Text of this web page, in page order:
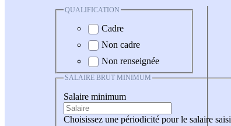
QUALIFICATION
Cadre
Non cadre
Non renseignée
SALAIRE BRUT MINIMUM
Salaire minimum
Choisissez une périodicité pour le salaire saisi